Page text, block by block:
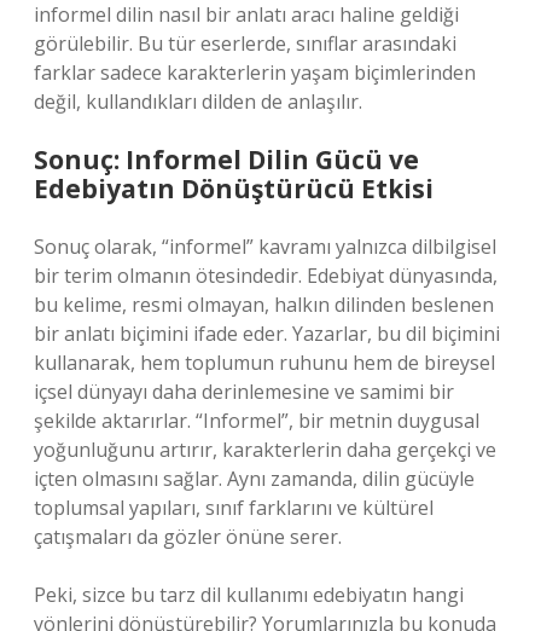
informel dilin nasıl bir anlatı aracı haline geldiği
görülebilir. Bu tür eserlerde, sınıflar arasındaki
farklar sadece karakterlerin yaşam biçimlerinden
değil, kullandıkları dilden de anlaşılır.
Sonuç: Informel Dilin Gücü ve
Edebiyatın Dönüştürücü Etkisi
Sonuç olarak, “informel” kavramı yalnızca dilbilgisel
bir terim olmanın ötesindedir. Edebiyat dünyasında,
bu kelime, resmi olmayan, halkın dilinden beslenen
bir anlatı biçimini ifade eder. Yazarlar, bu dil biçimini
kullanarak, hem toplumun ruhunu hem de bireysel
içsel dünyayı daha derinlemesine ve samimi bir
şekilde aktarırlar. “Informel”, bir metnin duygusal
yoğunluğunu artırır, karakterlerin daha gerçekçi ve
içten olmasını sağlar. Aynı zamanda, dilin gücüyle
toplumsal yapıları, sınıf farklarını ve kültürel
çatışmaları da gözler önüne serer.
Peki, sizce bu tarz dil kullanımı edebiyatın hangi
yönlerini dönüştürebilir? Yorumlarınızla bu konuda